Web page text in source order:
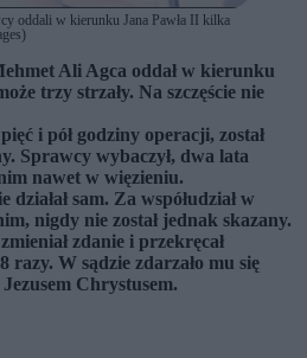
oddali w kierunku Jana Pawła II kilka
Ali Agca oddał w kierunku
trzy strzały. Na szczęście nie
i pół godziny operacji, został
Sprawcy wybaczył, dwa lata
nawet w więzieniu.
działał sam. Za współudział w
nigdy nie został jednak skazany.
zdanie i przekręcał
razy. W sądzie zdarzało mu się
Chrystusem.